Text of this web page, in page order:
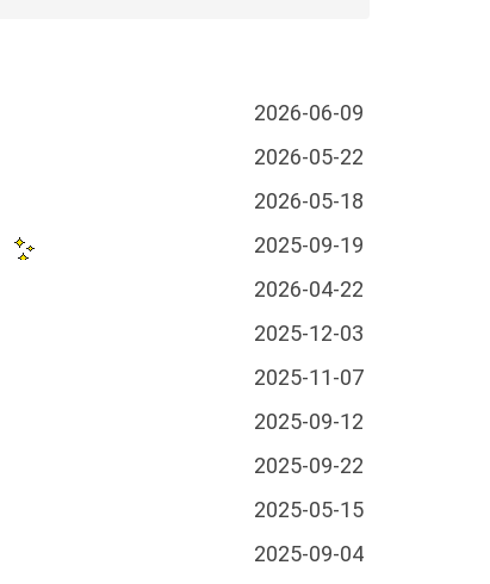
2026-06-09
2026-05-22
2026-05-18
2025-09-19
2026-04-22
2025-12-03
2025-11-07
2025-09-12
2025-09-22
2025-05-15
2025-09-04